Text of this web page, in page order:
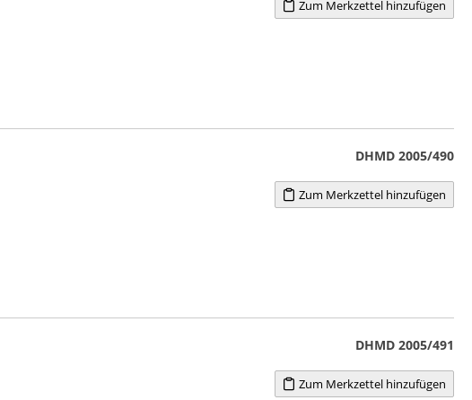
Zum Merkzettel hinzufügen
DHMD 2005/490
Zum Merkzettel hinzufügen
DHMD 2005/491
Zum Merkzettel hinzufügen